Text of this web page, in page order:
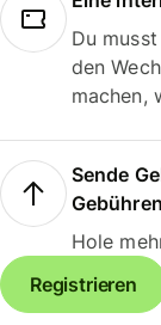
Du
den
machen,
Sende
Gebühren
Hole
Registrieren